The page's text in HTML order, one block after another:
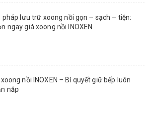
pháp lưu trữ xoong nồi gọn – sạch – tiện:
ngay giá xoong nồi INOXEN
xoong nồi INOXEN – Bí quyết giữ bếp luôn
nắp